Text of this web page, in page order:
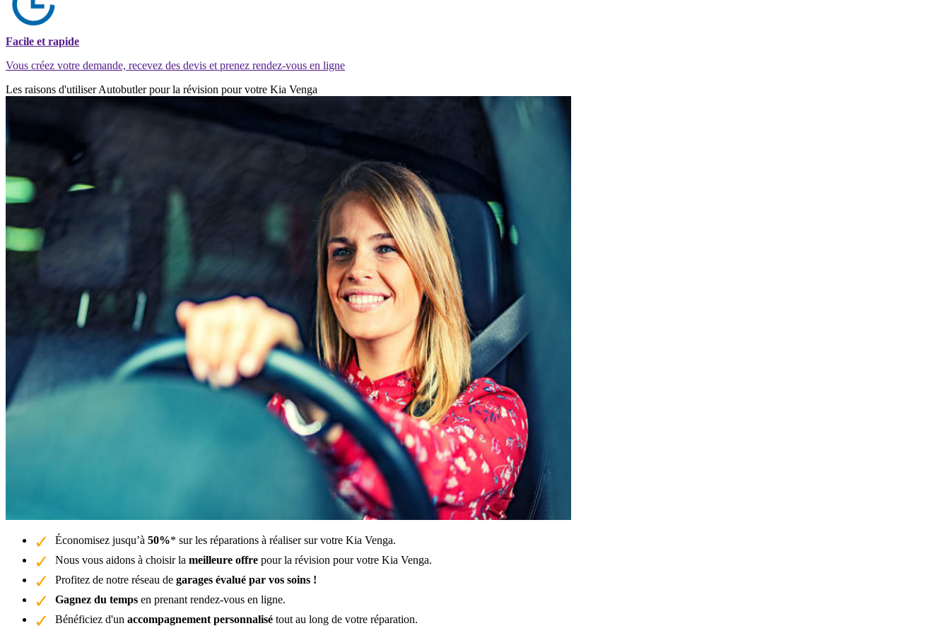
Facile et rapide
Vous créez votre demande, recevez des devis et prenez rendez-vous en ligne
Les raisons d'utiliser Autobutler pour la révision pour votre Kia Venga
Économisez jusqu’à 50%* sur les réparations à réaliser sur votre Kia Venga.
Nous vous aidons à choisir la meilleure offre pour la révision pour votre Kia Venga.
Profitez de notre réseau de garages évalué par vos soins !
Gagnez du temps en prenant rendez-vous en ligne.
Bénéficiez d'un accompagnement personnalisé tout au long de votre réparation.